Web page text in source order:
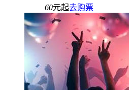
60元起去购票